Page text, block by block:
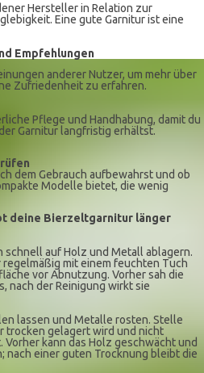
Hersteller in Relation zur
Eine gute Garnitur ist eine
Empfehlungen
anderer Nutzer, um mehr über
Zufriedenheit zu erfahren.
Pflege und Handhabung, damit du
Garnitur langfristig erhältst.
dem Gebrauch aufbewahrst und ob
Modelle bietet, die wenig
deine Bierzeltgarnitur länger
schnell auf Holz und Metall ablagern.
mit einem feuchten Tuch
vor Abnutzung. Vorher sah die
nach der Reinigung wirkt sie
lassen und Metalle rosten. Stelle
trocken gelagert wird und nicht
kann das Holz geschwächt und
nach einer guten Trocknung bleibt die